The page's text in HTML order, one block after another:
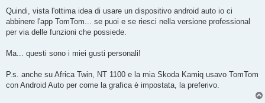
Quindi, vista l'ottima idea di usare un dispositivo android auto io ci
abbinere l'app TomTom... se puoi e se riesci nella versione professional
per via delle funzioni che possiede.
Ma... questi sono i miei gusti personali!
P.s. anche su Africa Twin, NT 1100 e la mia Skoda Kamiq usavo TomTom
con Android Auto per come la grafica è impostata, la preferivo.